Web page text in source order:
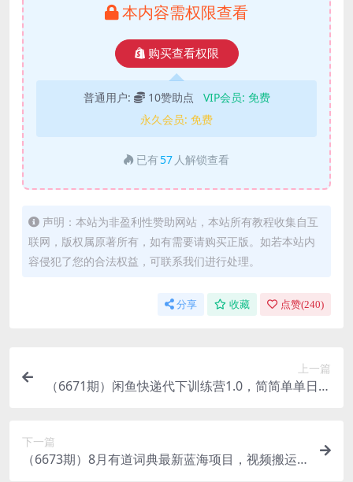
本内容需权限查看
购买查看权限
普通用户: 10赞助点 VIP会员: 免费
永久会员: 免费
已有 57 人解锁查看
声明：本站为非盈利性赞助网站，本站所有教程收集自互
联网，版权属原著所有，如有需要请购买正版。如若本站内
容侵犯了您的合法权益，可联系我们进行处理。
分享 收藏 点赞(240)
上一篇
（6671期）闲鱼快递代下训练营1.0，简简单单日入
下一篇
（6673期）8月有道词典最新蓝海项目，视频搬运